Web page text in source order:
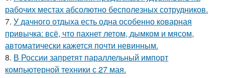
рабочих местах абсолютно бесполезных сотрудников.
7. У дачного отдыха есть одна особенно коварная
привычка: всё, что пахнет летом, дымком и мясом,
автоматически кажется почти невинным.
8. В России запретят параллельный импорт
компьютерной техники с 27 мая.